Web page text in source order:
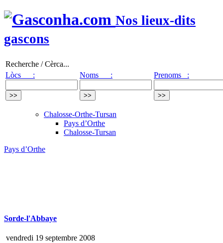
Nos lieux-dits
gascons
Recherche / Cèrca...
Lòcs :
Noms : Prenoms :
Chalosse-Orthe-Tursan
Pays d’Orthe
Chalosse-Tursan
Pays d’Orthe
Sorde-l'Abbaye
vendredi 19 septembre 2008